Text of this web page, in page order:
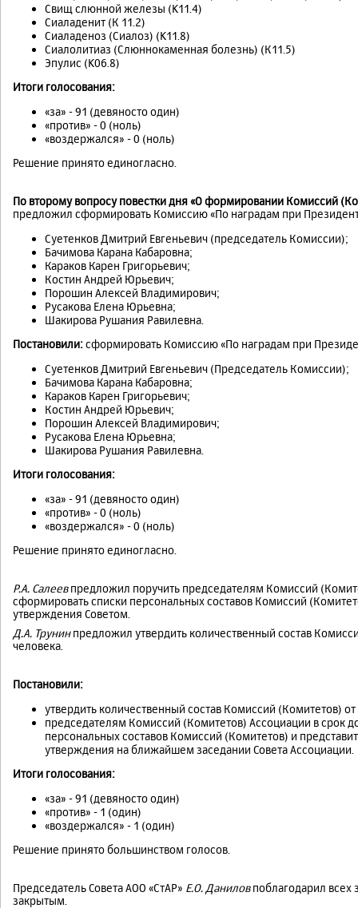
Свищ слюнной железы (K11.4)
Сиаладенит (К 11.2)
Сиаладеноз (Сиалоз) (K11.8)
Сиалолитиаз (Слюннокаменная болезнь) (К11.5)
Эпулис (K06.8)
Итоги голосования:
«за» - 91 (девяносто один)
«против» - 0 (ноль)
«воздержался» - 0 (ноль)
Решение принято единогласно.
По второму вопросу повестки дня «О формировании Комиссий
предложил сформировать Комиссию «По наградам при
Суетенков Дмитрий Евгеньевич (председатель Комиссии);
Бачимова Карана Кабаровна;
Караков Карен Григорьевич;
Костин Андрей Юрьевич;
Порошин Алексей Владимирович;
Русакова Елена Юрьевна;
Шакирова Рушания Равилевна.
Постановили:сформировать Комиссию «По наградам при
Суетенков Дмитрий Евгеньевич (Председатель Комиссии);
Бачимова Карана Кабаровна;
Караков Карен Григорьевич;
Костин Андрей Юрьевич;
Порошин Алексей Владимирович;
Русакова Елена Юрьевна;
Шакирова Рушания Равилевна.
Итоги голосования:
«за» - 91 (девяносто один)
«против» - 0 (ноль)
«воздержался» - 0 (ноль)
Решение принято единогласно.
Р.А. Салеевпредложил поручить председателям Комиссий
сформировать списки персональных составов Комиссий
утверждения Советом.
Д.А. Трунинпредложил утвердить количественный состав
человека.
Постановили:
утвердить количественный состав Комиссий (Комитетов)
председателям Комиссий (Комитетов) Ассоциации в срок
персональных составов Комиссий (Комитетов) и
утверждения на ближайшем заседании Совета Ассоциации.
Итоги голосования:
«за» - 91 (девяносто один)
«против» - 1 (один)
«воздержался» - 1 (один)
Решение принято большинством голосов.
Председатель Совета АОО «СтАР» Е.О. Даниловпоблагодарил всех
закрытым.